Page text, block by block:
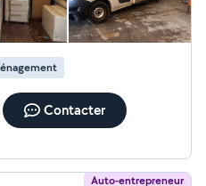
Contacter
Auto-entrepreneur